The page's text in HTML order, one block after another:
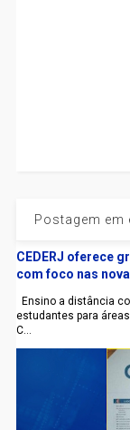
Postagem em
CEDERJ oferece
com foco nas
Ensino a distância
estudantes para
C...